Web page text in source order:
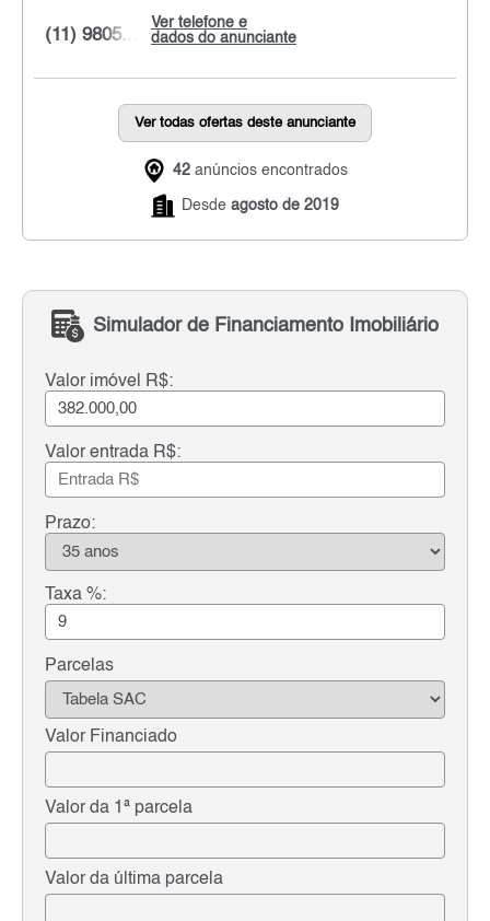
Ver telefone e
dados do anunciante
(11) 9805...
Ver todas ofertas deste anunciante
42 anúncios encontrados
Desde agosto de 2019
Simulador de Financiamento Imobiliário
Valor imóvel R$:
Valor entrada R$:
Prazo:
Taxa %:
Parcelas
Valor Financiado
Valor da 1ª parcela
Valor da última parcela